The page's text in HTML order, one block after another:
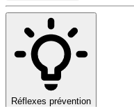
Réflexes prévention